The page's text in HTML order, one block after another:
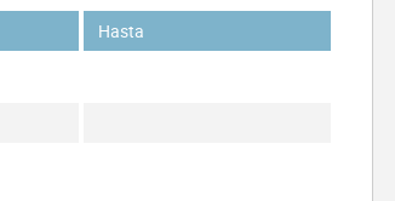
Hasta